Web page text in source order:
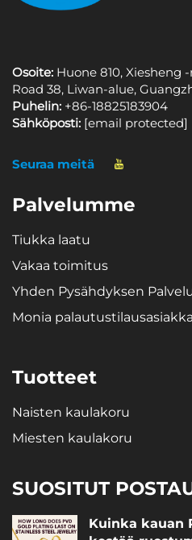
Osoite: Huone 810, Xiesheng
Road 38, Liwan-alue,
Puhelin: +86-18825183904
Sähköposti: [email protected]
Seuraa meitä
Palvelumme
Tiukka laatu
Vakaa toimitus
Yhden Pysähdyksen
Monia
Tuotteet
Naisten kaulakoru
Miesten kaulakoru
SUOSITUT
Kuinka kauan